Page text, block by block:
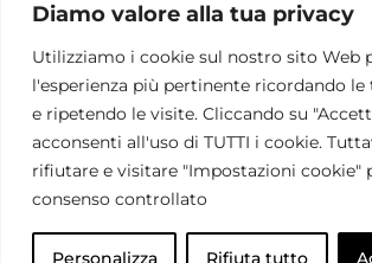
Diamo valore alla tua privacy
Utilizziamo i cookie sul nostro sito Web
l'esperienza più pertinente ricordando le
e ripetendo le visite. Cliccando su
acconsenti all'uso di TUTTI i cookie.
rifiutare e visitare "Impostazioni cookie"
consenso controllato
Personalizza Rifiuta tutto
SOCIAL